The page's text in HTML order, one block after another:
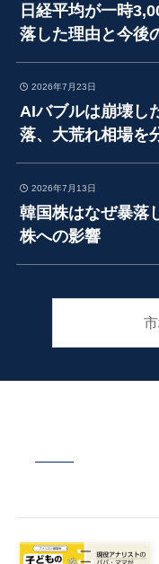
日経平均が一時
落した理由と今後
2026年7月23日
AIバブルは崩壊し
落、大荒れ相場を
2026年7月13日
韓国株はなぜ暴落
株への影響